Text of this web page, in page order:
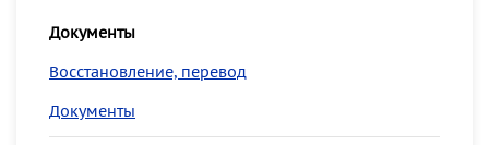
Документы
Восстановление, перевод
Документы